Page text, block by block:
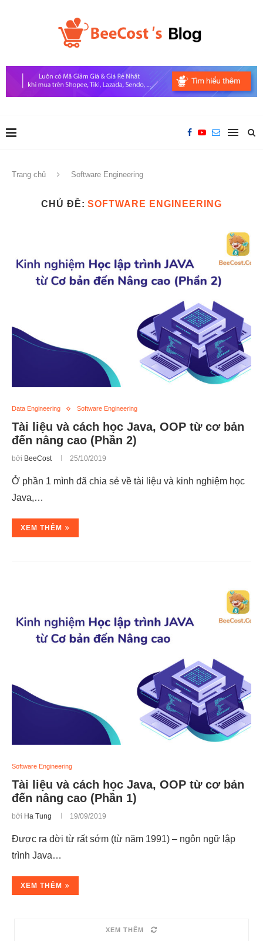
Trang chủ Software Engineering
CHỦ ĐỀ: SOFTWARE ENGINEERING
Data Engineering Software Engineering
Tài liệu và cách học Java, OOP từ cơ bản
đến nâng cao (Phần 2)
bởi BeeCost 25/10/2019
Ở phần 1 mình đã chia sẻ về tài liệu và kinh nghiệm học
Java,…
XEM THÊM
Software Engineering
Tài liệu và cách học Java, OOP từ cơ bản
đến nâng cao (Phần 1)
bởi Ha Tung 19/09/2019
Được ra đời từ rất sớm (từ năm 1991) – ngôn ngữ lập
trình Java…
XEM THÊM
XEM THÊM